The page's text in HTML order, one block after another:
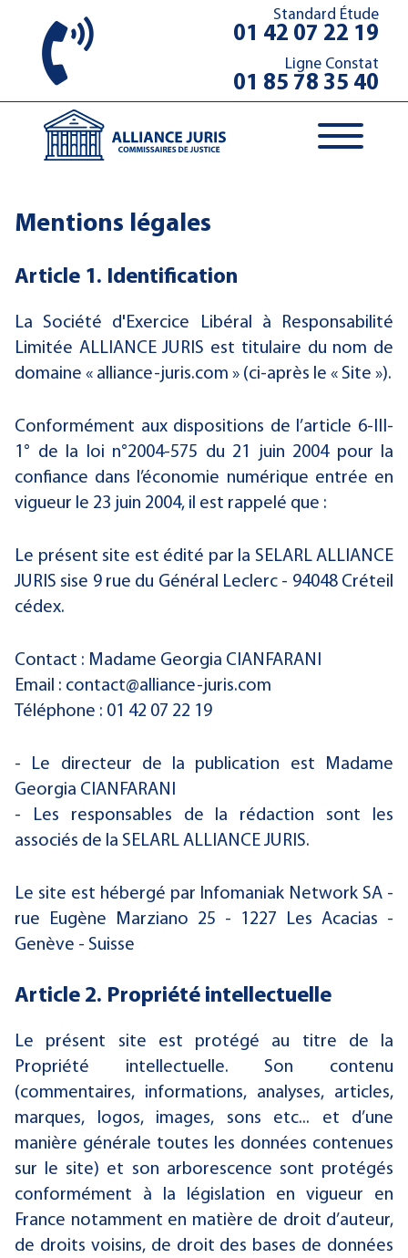
Standard Étude
01 42 07 22 19
Ligne Constat
01 85 78 35 40
Mentions légales
Article 1. Identification
La Société d'Exercice Libéral à Responsabilité
Limitée ALLIANCE JURIS est titulaire du nom de
domaine « alliance-juris.com » (ci-après le « Site »).
Conformément aux dispositions de l’article 6-III-
1° de la loi n°2004-575 du 21 juin 2004 pour la
confiance dans l’économie numérique entrée en
vigueur le 23 juin 2004, il est rappelé que :
Le présent site est édité par la SELARL ALLIANCE
JURIS sise 9 rue du Général Leclerc - 94048 Créteil
cédex.
Contact : Madame Georgia CIANFARANI
Email : contact@alliance-juris.com
Téléphone : 01 42 07 22 19
- Le directeur de la publication est Madame
Georgia CIANFARANI
- Les responsables de la rédaction sont les
associés de la SELARL ALLIANCE JURIS.
Le site est hébergé par Infomaniak Network SA -
rue Eugène Marziano 25 - 1227 Les Acacias -
Genève - Suisse
Article 2. Propriété intellectuelle
Le présent site est protégé au titre de la
Propriété intellectuelle. Son contenu
(commentaires, informations, analyses, articles,
marques, logos, images, sons etc... et d’une
manière générale toutes les données contenues
sur le site) et son arborescence sont protégés
conformément à la législation en vigueur en
France notamment en matière de droit d’auteur,
de droits voisins, de droit des bases de données